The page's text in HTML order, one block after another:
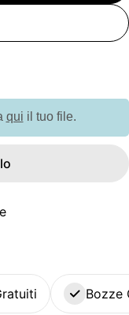
Occhiali da
G14411
qui il tuo file.
Bozze